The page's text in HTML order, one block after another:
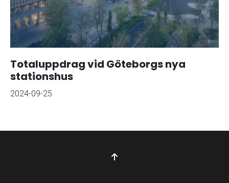
Totaluppdrag vid Göteborgs nya
stationshus
2024-09-25